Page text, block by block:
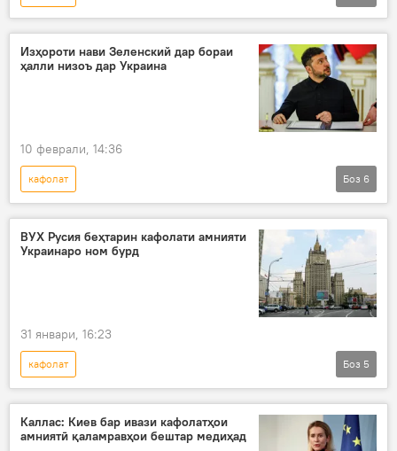
Амалиёти вижаи Русия барои ҳимояи Донбасс: охирин хабарҳо
Владимир Зеленский
Украина
талаб
Амният ва мудофиа
Изҳороти нави Зеленский дар бораи
ҳалли низоъ дар Украина
10 феврали, 14:36
кафолат
Амалиёти вижаи Русия барои ҳимояи Донбасс: охирин хабарҳо
Русия
амалиёти вижа
Амният ва мудофиа
Владимир Зеленский
Боз 6
ВУХ Русия беҳтарин кафолати амнияти
Украинаро ном бурд
31 январи, 16:23
кафолат
Амалиёти вижаи Русия барои ҳимояи Донбасс: охирин хабарҳо
Амният ва мудофиа
Украина
Сиёсат
Боз 5
Каллас: Киев бар ивази кафолатҳои
амниятӣ қаламравҳои бештар медиҳад